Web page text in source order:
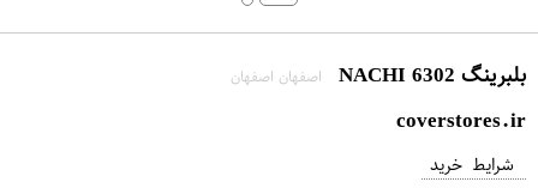
بلبرینگ 6302 NACHI اصفهان اصفهان
coverstores.ir
شرایط خرید